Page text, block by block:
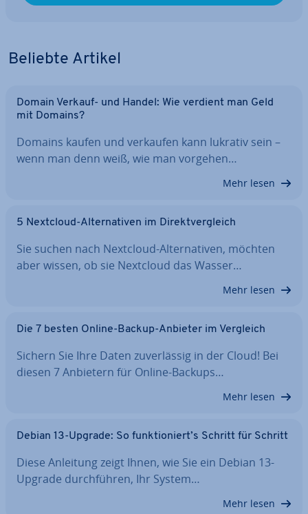
Beliebte Artikel
Domain Verkauf- und Handel: Wie verdient man Geld
mit Domains?
Domains kaufen und verkaufen kann lukrativ sein –
wenn man denn weiß, wie man vorgehen…
Mehr lesen
5 Nextcloud-Al­ter­na­ti­ven im Di­rekt­ver­gleich
Sie suchen nach Nextcloud-Al­ter­na­ti­ven, möchten
aber wissen, ob sie Nextcloud das Wasser…
Mehr lesen
Die 7 besten Online-Backup-Anbieter im Vergleich
Sichern Sie Ihre Daten zu­ver­läs­sig in der Cloud! Bei
diesen 7 Anbietern für Online-Backups…
Mehr lesen
Debian 13-Upgrade: So funk­tio­niert’s Schritt für Schritt
Diese Anleitung zeigt Ihnen, wie Sie ein Debian 13-
Upgrade durch­füh­ren, Ihr System…
Mehr lesen